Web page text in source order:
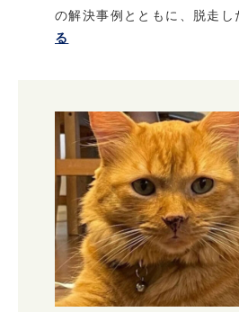
の解決事例とともに、脱走し
る